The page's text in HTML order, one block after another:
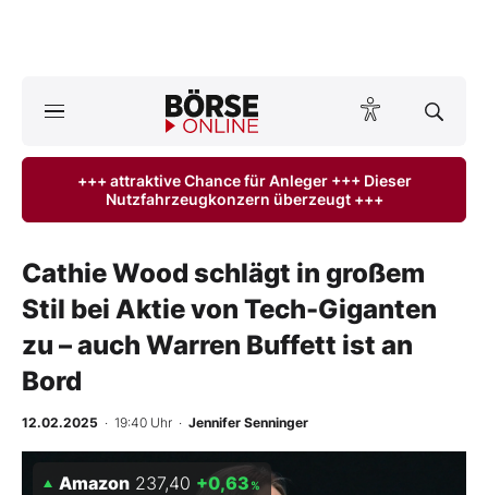
ktuelle Ausgabe BÖRSE ONLINE lesen
Anlageprodukte
Finanz-Check
Abo & Shop
BO-Musterdepots
Experten
+++ attraktive Chance für Anleger +++ Dieser
Nutzfahrzeugkonzern überzeugt +++
Cathie Wood schlägt in großem
Stil bei Aktie von Tech-Giganten
zu – auch Warren Buffett ist an
Bord
12.02.2025 · 19:40 Uhr · Jennifer Senninger
Amazon 237,40 +0,63 %